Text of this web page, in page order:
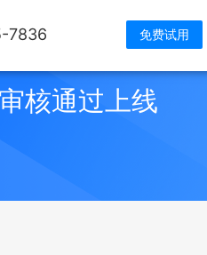
7836 免费试用
核通过上线